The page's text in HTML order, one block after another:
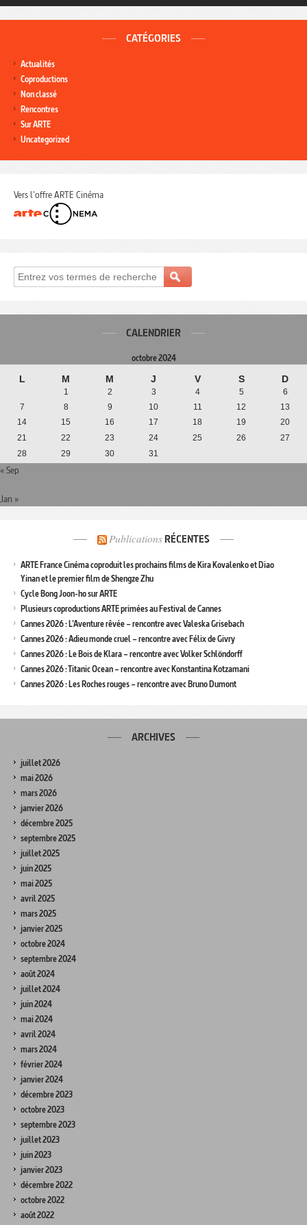
CATÉGORIES
Actualités
Coproductions
Non classé
Rencontres
Sur ARTE
Uncategorized
Vers l'offre ARTE Cinéma
CALENDRIER
octobre 2024
L M M J V S D
1 2 3 4 5
6
7
8 9 10 11 12
13
14
15 16 17 18 19
20
21
22 23 24 25 26
27
28
29 30 31
« Sep
Jan »
Publications RÉCENTES
ARTE France Cinéma coproduit les prochains films de Kira Kovalenko et Diao
Yinan et le premier film de Shengze Zhu
Cycle Bong Joon-ho sur ARTE
Plusieurs coproductions ARTE primées au Festival de Cannes
Cannes 2026 : L’Aventure rêvée – rencontre avec Valeska Grisebach
Cannes 2026 : Adieu monde cruel – rencontre avec Félix de Givry
Cannes 2026 : Le Bois de Klara – rencontre avec Volker Schlöndorff
Cannes 2026 : Titanic Ocean – rencontre avec Konstantina Kotzamani
Cannes 2026 : Les Roches rouges – rencontre avec Bruno Dumont
ARCHIVES
juillet 2026
mai 2026
mars 2026
janvier 2026
décembre 2025
septembre 2025
juillet 2025
juin 2025
mai 2025
avril 2025
mars 2025
janvier 2025
octobre 2024
septembre 2024
août 2024
juillet 2024
juin 2024
mai 2024
avril 2024
mars 2024
février 2024
janvier 2024
décembre 2023
octobre 2023
septembre 2023
juillet 2023
juin 2023
janvier 2023
décembre 2022
octobre 2022
août 2022